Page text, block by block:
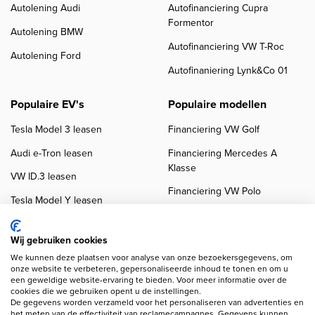
Autolening Audi
Autolening BMW
Autolening Ford
Autofinanciering Cupra
Formentor
Autofinanciering VW T-Roc
Autofinaniering Lynk&Co 01
Populaire EV's
Tesla Model 3 leasen
Audi e-Tron leasen
VW ID.3 leasen
Tesla Model Y leasen
VW ID.4 leasen
Populaire modellen
Financiering VW Golf
Financiering Mercedes A
Klasse
Financiering VW Polo
Wij gebruiken cookies
We kunnen deze plaatsen voor analyse van onze bezoekersgegevens, om
onze website te verbeteren, gepersonaliseerde inhoud te tonen en om u
een geweldige website-ervaring te bieden. Voor meer informatie over de
cookies die we gebruiken opent u de instellingen.
De gegevens worden verzameld voor het personaliseren van advertenties en